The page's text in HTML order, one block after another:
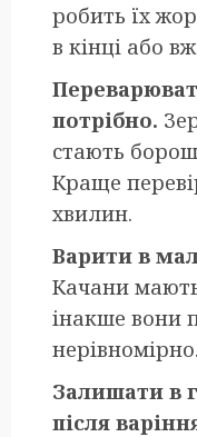
робить їх
в кінці або
потрібно.
стають
Краще
хвилин.
Варити в
Качани
інакше вони
нерівномірно.
Залишати в
після